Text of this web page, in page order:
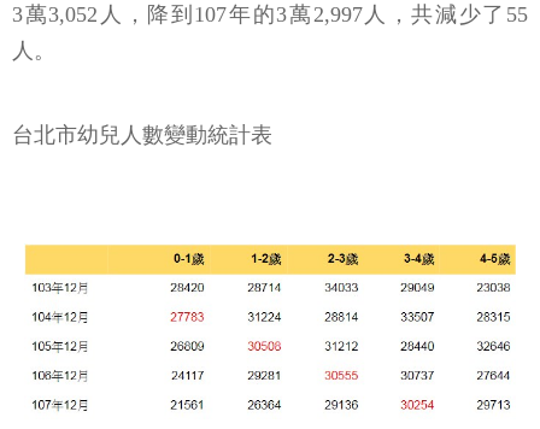
3萬3,052人，降到107年的3萬2,997人，共減少了55
人。
台北市幼兒人數變動統計表